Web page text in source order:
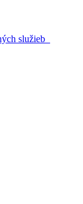
služieb_